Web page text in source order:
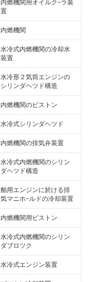
内燃機関用オイルク−ラ装
置
内燃機関
水冷式内燃機関の冷却水
装置
水冷形２気筒エンジンの
シリンダヘツド構造
内燃機関のピストン
水冷式シリンダヘツド
内燃機関の排気弁装置
水冷式内燃機関のシリン
ダヘツド構造
舶用エンジンに於ける排
気マニホ−ルドの冷却装置
内燃機関用ピストン
水冷式内燃機関のシリン
ダブロツク
水冷式エンジン装置